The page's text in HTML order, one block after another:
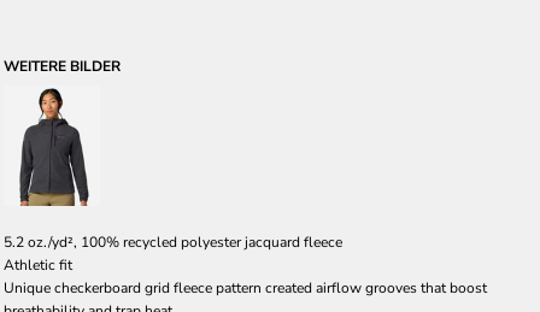
WEITERE BILDER
5.2 oz./yd², 100% recycled polyester jacquard fleece
Athletic fit
Unique checkerboard grid fleece pattern created airflow grooves that boost